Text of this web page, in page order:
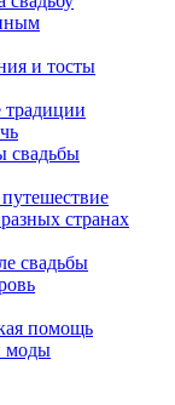
и тосты
свадьбы
странах
свадьбы
помощь
моды